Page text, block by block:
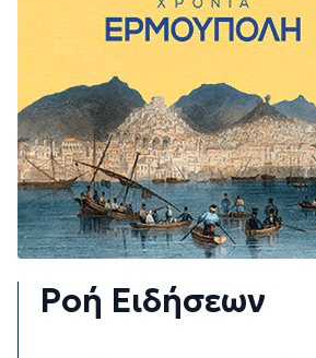
Ροή Ειδήσεων